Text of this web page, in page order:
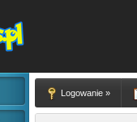
Logowanie »